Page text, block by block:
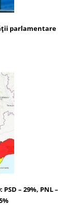
parlamentare
– 29%, PNL –